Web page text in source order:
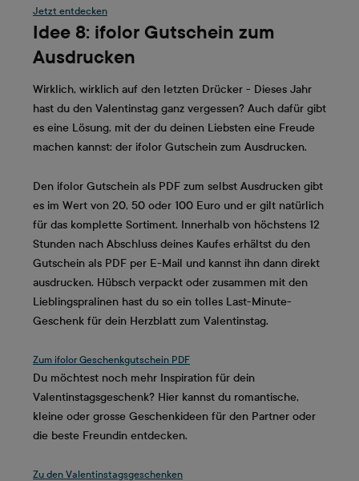
Jetzt entdecken
Idee 8: ifolor Gutschein zum
Ausdrucken
Wirklich, wirklich auf den letzten Drücker - Dieses Jahr
hast du den Valentinstag ganz vergessen? Auch dafür gibt
es eine Lösung, mit der du deinen Liebsten eine Freude
machen kannst: der ifolor Gutschein zum Ausdrucken.
Den ifolor Gutschein als PDF zum selbst Ausdrucken gibt
es im Wert von 20, 50 oder 100 Euro und er gilt natürlich
für das komplette Sortiment. Innerhalb von höchstens 12
Stunden nach Abschluss deines Kaufes erhältst du den
Gutschein als PDF per E-Mail und kannst ihn dann direkt
ausdrucken. Hübsch verpackt oder zusammen mit den
Lieblingspralinen hast du so ein tolles Last-Minute-
Geschenk für dein Herzblatt zum Valentinstag.
Zum ifolor Geschenkgutschein PDF
Du möchtest noch mehr Inspiration für dein
Valentinstagsgeschenk? Hier kannst du romantische,
kleine oder grosse Geschenkideen für den Partner oder
die beste Freundin entdecken.
Zu den Valentinstagsgeschenken